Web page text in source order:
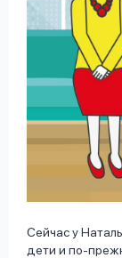
Сейчас у
дети и по-